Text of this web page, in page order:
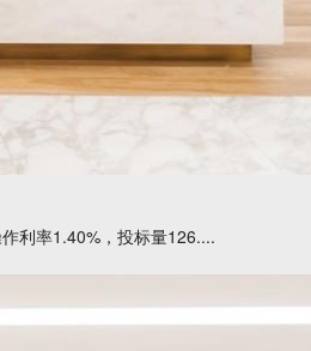
利率1.40%，投标量126....